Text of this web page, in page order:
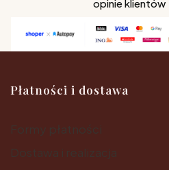
opinie klientów
Linki w stopce
Płatności i dostawa